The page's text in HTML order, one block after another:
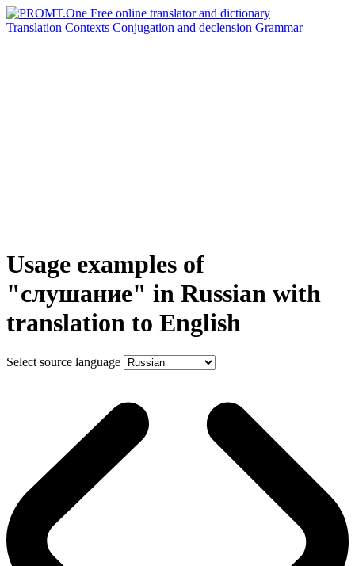
Translation Contexts Conjugation and declension Grammar
Usage examples of
"слушание" in Russian with
translation to English
Select source language